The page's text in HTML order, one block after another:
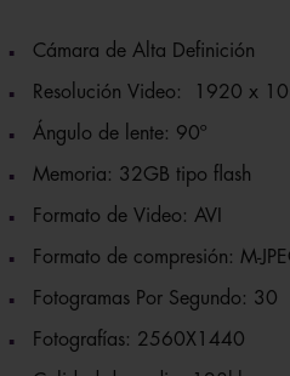
Cámara de Alta Definición
Resolución Video: 1920 x
Ángulo de lente: 90º
Memoria: 32GB tipo flash
Formato de Video: AVI
Formato de compresión: M-
Fotogramas Por Segundo: 30
Fotografías: 2560X1440